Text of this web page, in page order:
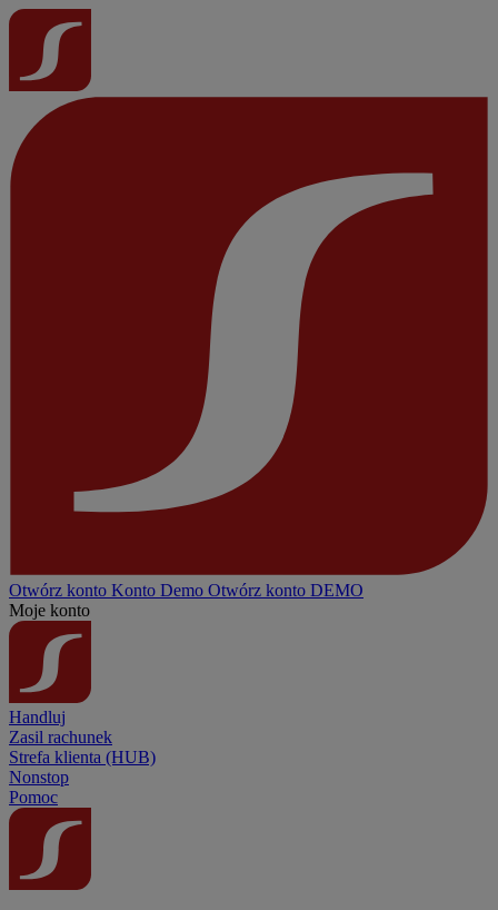
Otwórz konto Konto Demo Otwórz konto DEMO
Moje konto
Handluj
Zasil rachunek
Strefa klienta (HUB)
Nonstop
Pomoc